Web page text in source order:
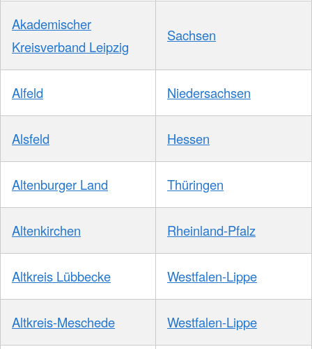
Akademischer
Kreisverband Leipzig
Sachsen
Alfeld Niedersachsen
Alsfeld Hessen
Altenburger Land Thüringen
Altenkirchen Rheinland-Pfalz
Altkreis Lübbecke Westfalen-Lippe
Altkreis-Meschede Westfalen-Lippe